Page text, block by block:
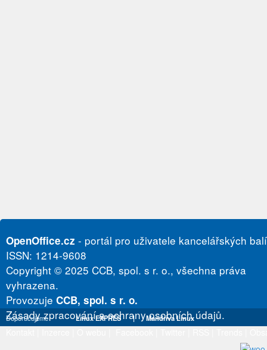
OpenOffice.cz - portál pro uživatele kancelářských
ISSN: 1214-9608
Copyright © 2025 CCB, spol. s r. o., všechna práva
vyhrazena.
Provozuje CCB, spol. s r. o.
Zásady zpracování a ochrany osobních údajů.
Doporučujeme Linux EXPRES | Mandriva Linux